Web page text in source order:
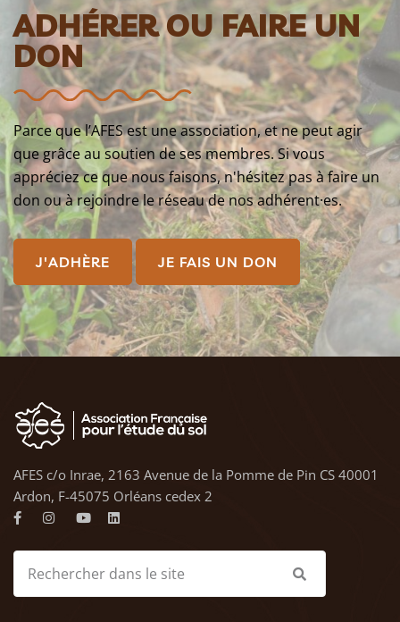
ADHÉRER OU FAIRE UN
DON
Parce que l’AFES est une association, et ne peut agir
que grâce au soutien de ses membres. Si vous
appréciez ce que nous faisons, n'hésitez pas à faire un
don ou à rejoindre le réseau de nos adhérent·es.
J'ADHÈRE JE FAIS UN DON
AFES c/o Inrae, 2163 Avenue de la Pomme de Pin CS 40001
Ardon, F-45075 Orléans cedex 2